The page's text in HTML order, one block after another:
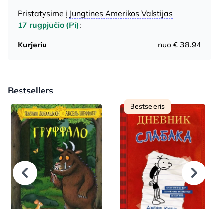
Pristatysime į Jungtines Amerikos Valstijas
17 rugpjūčio (Pi):
Kurjeriu
nuo € 38.94
Bestsellers
Bestseleris